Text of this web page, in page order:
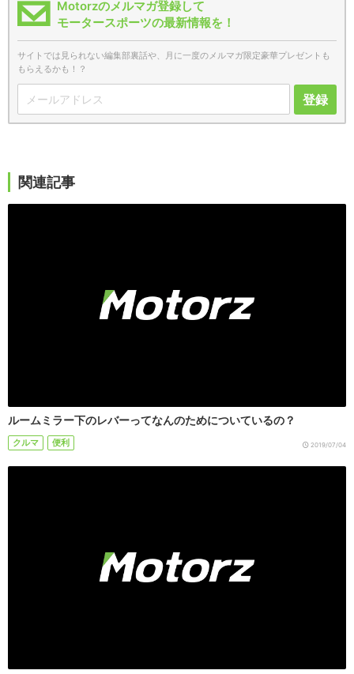
Motorzのメルマガ登録して
モータースポーツの最新情報を！
サイトでは見られない編集部裏話や、月に一度のメルマガ限定豪華プレゼントも
もらえるかも！？
登録
関連記事
ルームミラー下のレバーってなんのためについているの？
クルマ 便利 2019/07/04